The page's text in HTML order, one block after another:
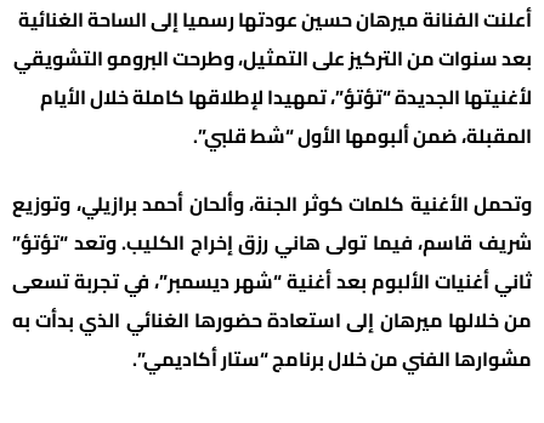
أعلنت الفنانة ميرهان حسين عودتها رسميا إلى الساحة الغنائية
بعد سنوات من التركيز على التمثيل، وطرحت البرومو التشويقي
لأغنيتها الجديدة “تؤتؤ”، تمهيدا لإطلاقها كاملة خلال الأيام
المقبلة، ضمن ألبومها الأول “شط قلبي”.
وتحمل الأغنية كلمات كوثر الجنة، وألحان أحمد برازيلي، وتوزيع
شريف قاسم، فيما تولى هاني رزق إخراج الكليب. وتعد “تؤتؤ”
ثاني أغنيات الألبوم بعد أغنية “شهر ديسمبر”، في تجربة تسعى
من خلالها ميرهان إلى استعادة حضورها الغنائي الذي بدأت به
مشوارها الفني من خلال برنامج “ستار أكاديمي”.